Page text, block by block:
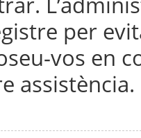
per
vos en
assistència.